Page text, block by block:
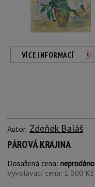
VÍCE INFORMACÍ
Autor: Zdeňek Baláš
PÁROVÁ KRAJINA
Dosažená cena: neprodáno
Vyvolávací cena: 1 000 Kč